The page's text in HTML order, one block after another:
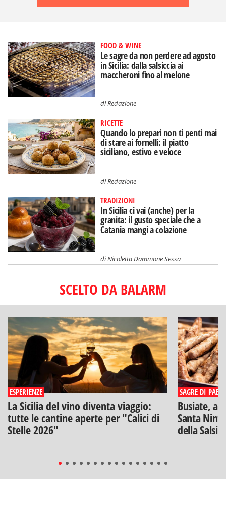
FOOD & WINE
Le sagre da non perdere ad agosto
in Sicilia: dalla salsiccia ai
maccheroni fino al melone
diRedazione
RICETTE
Quando lo prepari non ti penti mai
di stare ai fornelli: il piatto
siciliano, estivo e veloce
diRedazione
TRADIZIONI
In Sicilia ci vai (anche) per la
granita: il gusto speciale che a
Catania mangi a colazione
diNicoletta Dammone Sessa
SCELTO DA BALARM
ESPERIENZE
La Sicilia del vino diventa viaggio:
tutte le cantine aperte per "Calici di
Stelle 2026"
SAGRE DI PAESE
Busiate,
Santa
della